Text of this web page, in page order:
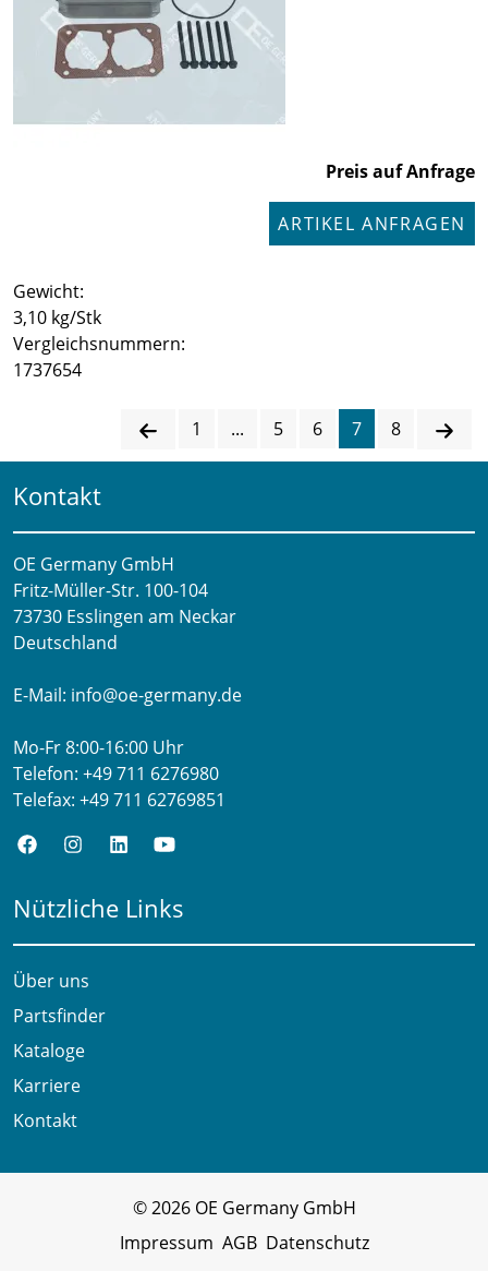
Preis auf Anfrage
ARTIKEL ANFRAGEN
Gewicht:
3,10 kg/Stk
Vergleichsnummern:
1737654
1 ... 5 6 7 8
Kontakt
OE Germany GmbH
Fritz-Müller-Str. 100-104​
73730 Esslingen am Neckar​
Deutschland
E-Mail: info@oe-germany.de
Mo-Fr 8:00-16:00 Uhr
Telefon: +49 711 6276980
Telefax: +49 711 62769851
Nützliche Links
Über uns
Partsfinder
Kataloge
Karriere
Kontakt
© 2026 OE Germany GmbH
Impressum AGB Datenschutz